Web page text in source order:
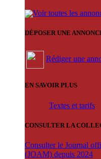
Voir toutes les
DÉPOSER UNE
Rédiger une
EN SAVOIR PLUS
Textes et tarifs
CONSULTER LA
Consulter le Journal
(JOAM) depuis 2024